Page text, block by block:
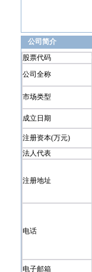
公司简介
股票代码
公司全称
市场类型
成立日期
注册资本(万元)
法人代表
注册地址
电话
电子邮箱